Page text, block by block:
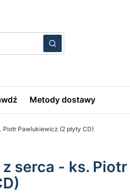
WyczyśćSzukaj
Metody dostawy
Piotr Pawlukiewicz (2 płyty CD)
serca - ks.